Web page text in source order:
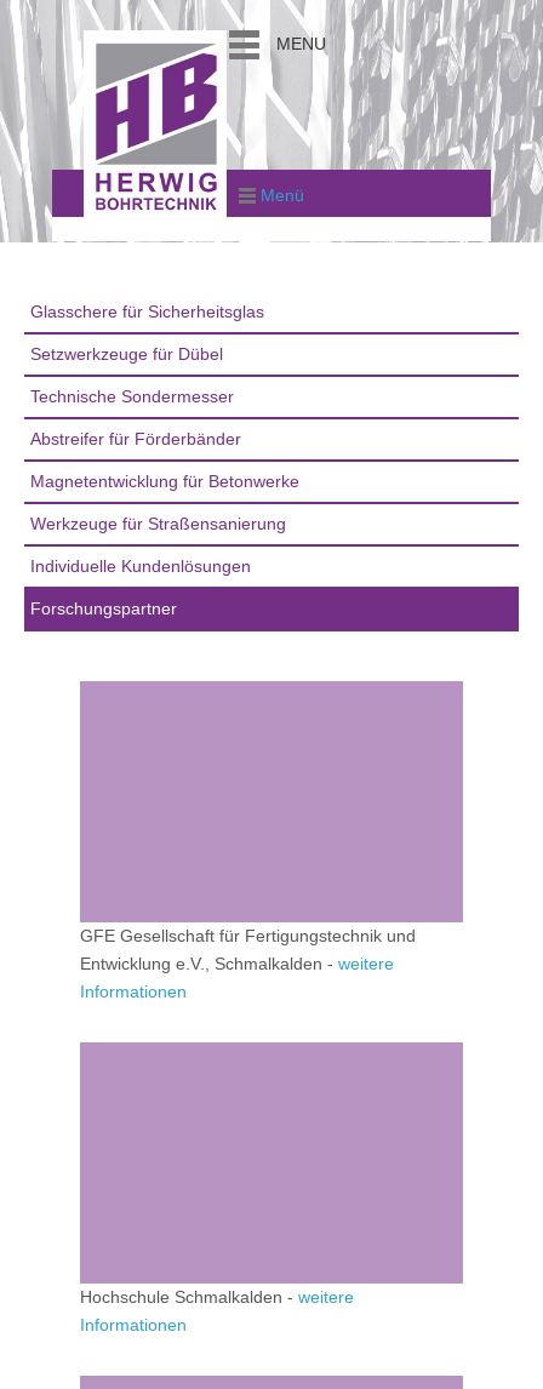
MENU
Menü
Glasschere für Sicherheitsglas
Setzwerkzeuge für Dübel
Technische Sondermesser
Abstreifer für Förderbänder
Magnetentwicklung für Betonwerke
Werkzeuge für Straßensanierung
Individuelle Kundenlösungen
Forschungspartner
GFE Gesellschaft für Fertigungstechnik und
Entwicklung e.V., Schmalkalden - weitere
Informationen
Hochschule Schmalkalden - weitere
Informationen